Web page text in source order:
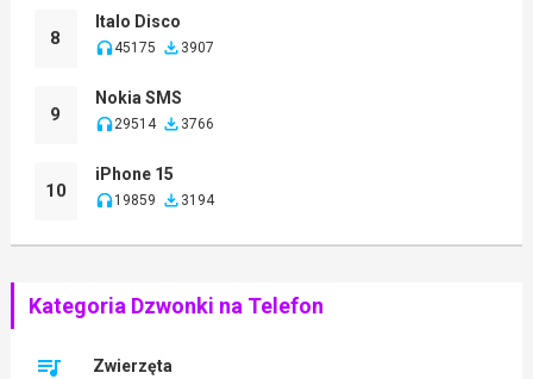
8
Italo Disco
45175 3907
9
Nokia SMS
29514 3766
10
iPhone 15
19859 3194
Kategoria Dzwonki na Telefon
Zwierzęta